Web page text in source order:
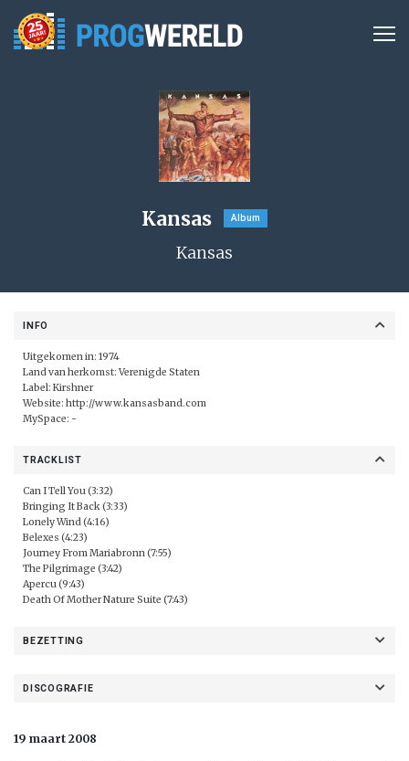
Kansas Album
Kansas
INFO
Uitgekomen in: 1974
Land van herkomst: Verenigde Staten
Label: Kirshner
Website: http://www.kansasband.com
MySpace: -
TRACKLIST
Can I Tell You (3:32)
Bringing It Back (3:33)
Lonely Wind (4:16)
Belexes (4:23)
Journey From Mariabronn (7:55)
The Pilgrimage (3:42)
Apercu (9:43)
Death Of Mother Nature Suite (7:43)
BEZETTING
DISCOGRAFIE
19 maart 2008